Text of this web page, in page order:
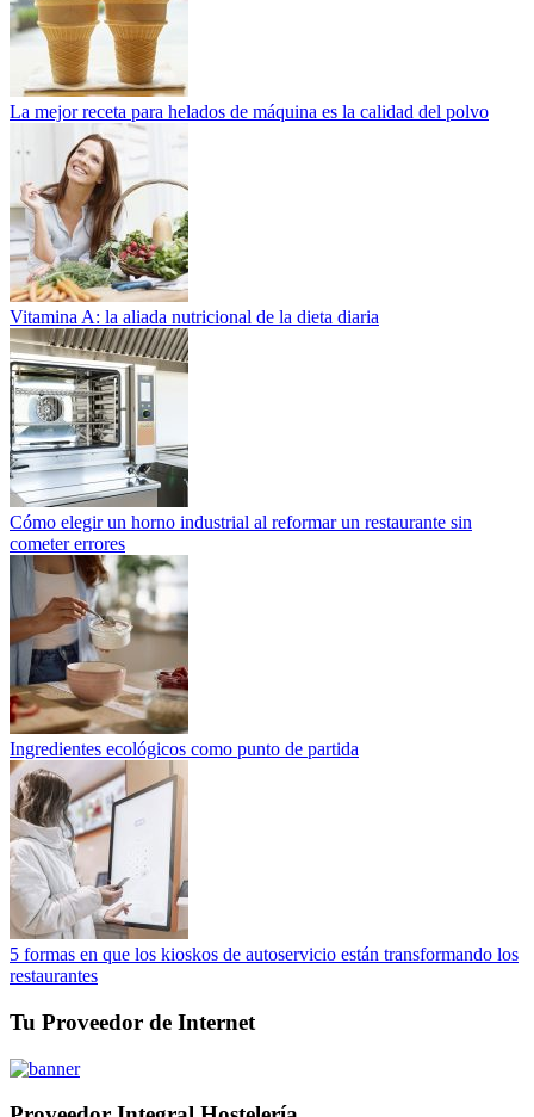
La mejor receta para helados de máquina es la calidad del polvo
Vitamina A: la aliada nutricional de la dieta diaria
Cómo elegir un horno industrial al reformar un restaurante sin
cometer errores
Ingredientes ecológicos como punto de partida
5 formas en que los kioskos de autoservicio están transformando los
restaurantes
Tu Proveedor de Internet